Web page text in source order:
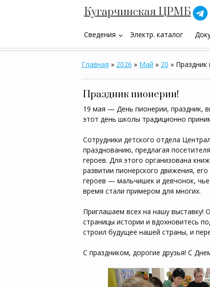
Кугарчинская ЦРМБ
Сведения keyboard_arrow_down Электр. каталог
Главная » 2026 » Май » 20 » Праздник
Праздник пионерии!
19 мая — День пионерии, праздник,
этот день школы традиционно
Сотрудники детского отдела
празднованию, предлагая
героев. Для этого организована
развитии пионерского движения,
героев — мальчишек и девчонок,
время стали примером для многих.
Приглашаем всех на нашу выставку!
страницы истории и вдохновитесь
строил будущее нашей страны, и
С праздником, дорогие друзья! С